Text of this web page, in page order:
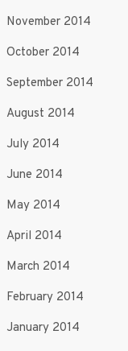
November 2014
October 2014
September 2014
August 2014
July 2014
June 2014
May 2014
April 2014
March 2014
February 2014
January 2014